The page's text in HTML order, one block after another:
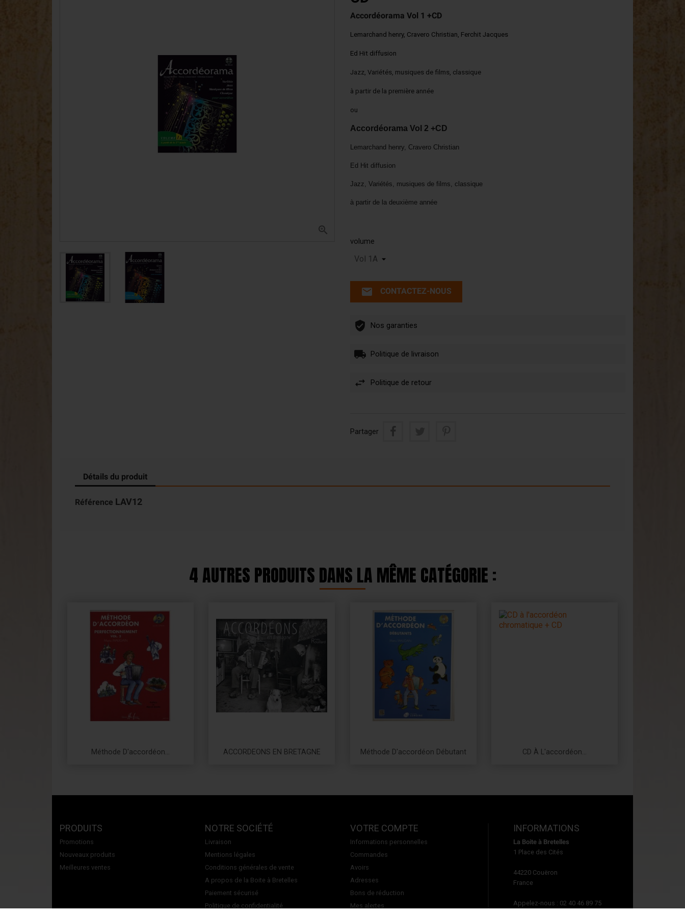
Accordinas

Accordéorama Vol 1 +CD
Lemarchand henry, Cravero Christian, Ferchit Jacques
Ed Hit diffusion
Jazz, Variétés, musiques de films, classique
à partir de la première année
ou
Accordéorama Vol 2 +CD
Lemarchand henry, Cravero Christian
Ed Hit diffusion
Jazz, Variétés, musiques de films, classique
à partir de la deuxième année
volume
email CONTACTEZ-NOUS
Nos garanties
Politique de livraison
Politique de retour
Partager
Détails du produit
Référence LAV12
4 AUTRES PRODUITS DANS LA MÊME CATÉGORIE :
Méthode D'accordéon... ACCORDEONS EN BRETAGNE Méthode D'accordéon Débutant CD À L'accordéon...
PRODUITS
Promotions
Nouveaux produits
Meilleures ventes
NOTRE SOCIÉTÉ
Livraison
Mentions légales
Conditions générales de vente
A propos de la Boite à Bretelles
Paiement sécurisé
Politique de confidentialité
VOTRE COMPTE
Informations personnelles
Commandes
Avoirs
Adresses
Bons de réduction
Mes alertes
INFORMATIONS
La Boite à Bretelles
1 Place des Cités
44220 Couëron
France
Appelez-nous : 02 40 46 89 75